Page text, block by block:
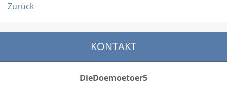
Zurück
KONTAKT
DieDoemoetoer5